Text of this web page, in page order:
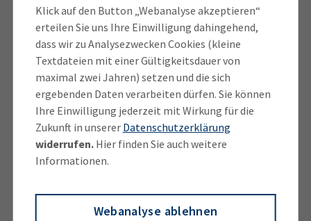
Klick auf den Button „Webanalyse akzeptieren“
erteilen Sie uns Ihre Einwilligung dahingehend,
dass wir zu Analysezwecken Cookies (kleine
Textdateien mit einer Gültigkeitsdauer von
maximal zwei Jahren) setzen und die sich
ergebenden Daten verarbeiten dürfen. Sie können
Ihre Einwilligung jederzeit mit Wirkung für die
Zukunft in unserer Datenschutzerklärung
widerrufen.Hier finden Sie auch weitere
Informationen.
Webanalyse ablehnen
Antwortenden geben der Bürokratie die Schuld dafür.
Gößls Forderung lautete entsprechend, die neue
Bundesregierung in Sachen Bürokratie besonders in
die Pflicht zu nehmen: „Gerade weil die Kanzlerwahl
erst im zweiten Versuch geklappt hat, müssen die
ersten 100 Tage spürbare Aufbruchsignale für einen
Vertrauensaufbau senden. Wenn wir die jahrelange
Dauerstagnation hinter uns lassen wollen, brauchen
wir zuallererst den Abbau von Bürokratie und radikale
Genehmigungsbeschleunigung. Aber auch die
degressive Abschreibung für